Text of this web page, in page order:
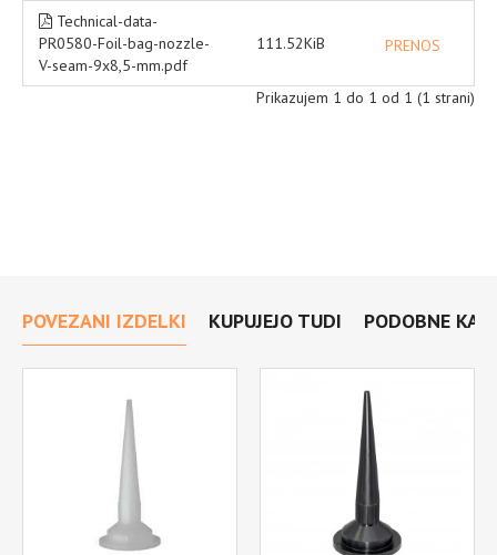
Technical-data-
PR0580-Foil-bag-nozzle-
V-seam-9x8,5-mm.pdf
111.52KiB PRENOS
Prikazujem 1 do 1 od 1 (1 strani)
POVEZANI IZDELKI KUPUJEJO TUDI PODOBNE